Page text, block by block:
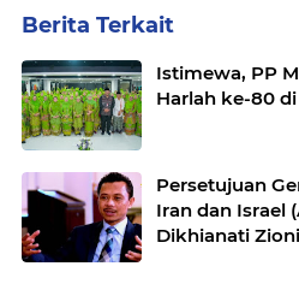
Berita Terkait
Istimewa, PP
Harlah ke-80
Persetujuan
Iran dan Israel
Dikhianati